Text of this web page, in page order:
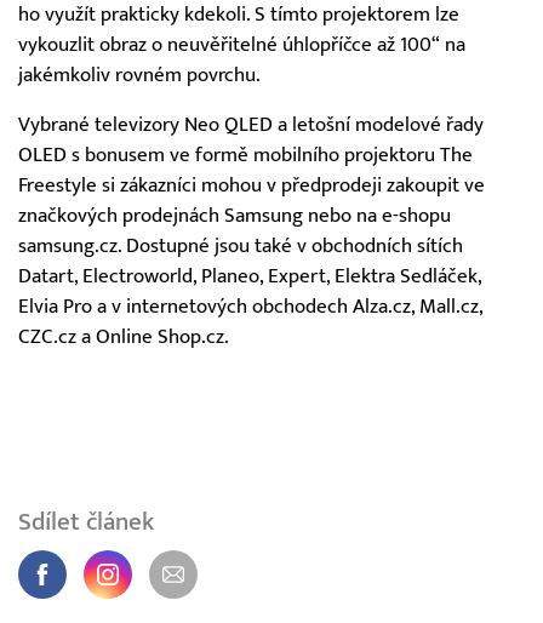
ho využít prakticky kdekoli. S tímto projektorem lze
vykouzlit obraz o neuvěřitelné úhlopříčce až 100“ na
jakémkoliv rovném povrchu.
Vybrané televizory Neo QLED a letošní modelové řady
OLED s bonusem ve formě mobilního projektoru The
Freestyle si zákazníci mohou v předprodeji zakoupit ve
značkových prodejnách Samsung nebo na e-shopu
samsung.cz. Dostupné jsou také v obchodních sítích
Datart, Electroworld, Planeo, Expert, Elektra Sedláček,
Elvia Pro a v internetových obchodech Alza.cz, Mall.cz,
CZC.cz a Online Shop.cz.
Sdílet článek